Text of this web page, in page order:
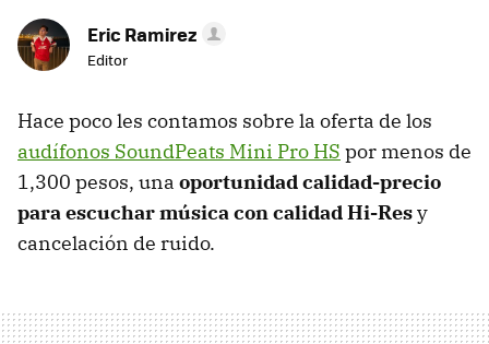
Eric Ramirez
Editor
Hace poco les contamos sobre la oferta de los
audífonos SoundPeats Mini Pro HS por menos de
1,300 pesos, una oportunidad calidad-precio
para escuchar música con calidad Hi-Resy
cancelación de ruido.